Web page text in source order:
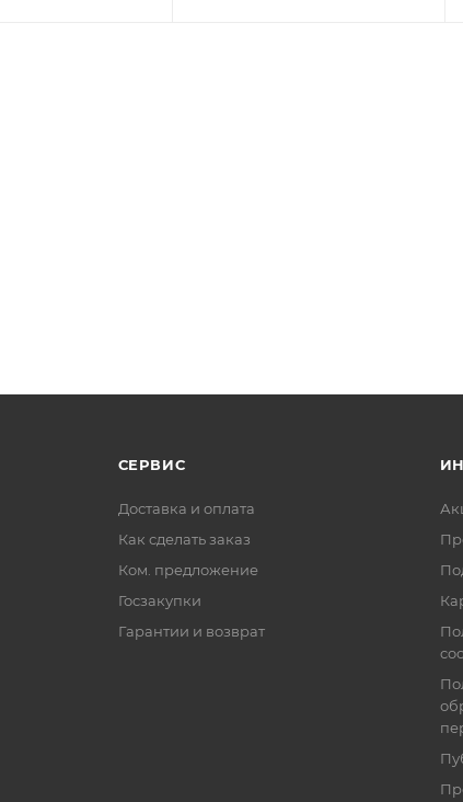
СЕРВИС
Доставка и оплата
Как сделать заказ
Ком. предложение
Госзакупки
Гарантии и возврат